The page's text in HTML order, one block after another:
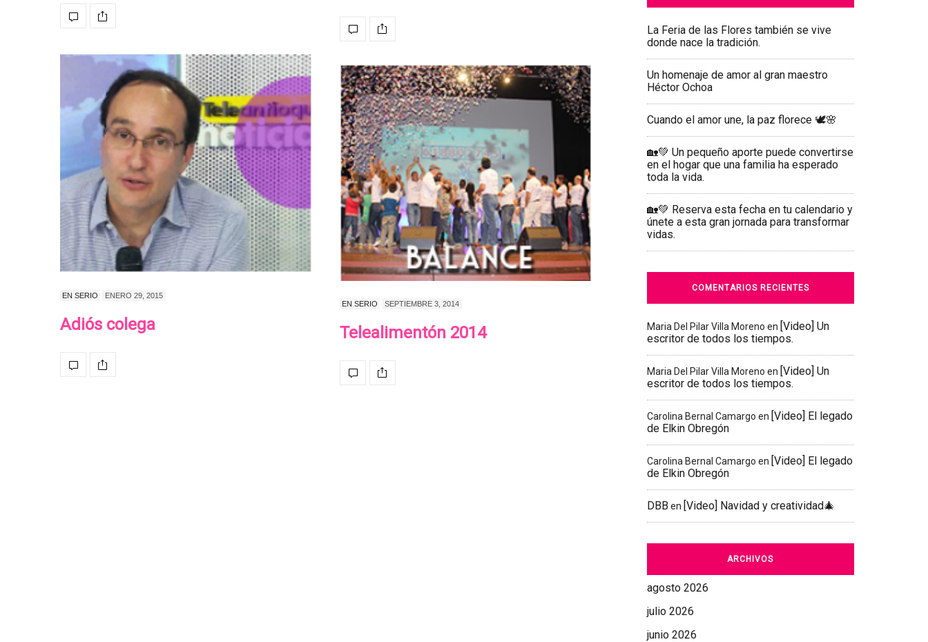
EN SERIO ENERO 29, 2015
Adiós colega
EN SERIO SEPTIEMBRE 3, 2014
Telealimentón 2014
La Feria de las Flores también se vive
donde nace la tradición.
Un homenaje de amor al gran maestro
Héctor Ochoa
Cuando el amor une, la paz florece 🕊️🌸
🏡💚 Un pequeño aporte puede convertirse
en el hogar que una familia ha esperado
toda la vida.
🏡💚 Reserva esta fecha en tu calendario y
únete a esta gran jornada para transformar
vidas.
COMENTARIOS RECIENTES
Maria Del Pilar Villa Moreno en [Video] Un
escritor de todos los tiempos.
Maria Del Pilar Villa Moreno en [Video] Un
escritor de todos los tiempos.
Carolina Bernal Camargo en [Video] El legado
de Elkin Obregón
Carolina Bernal Camargo en [Video] El legado
de Elkin Obregón
DBB en [Video] Navidad y creatividad🎄
ARCHIVOS
agosto 2026
julio 2026
junio 2026